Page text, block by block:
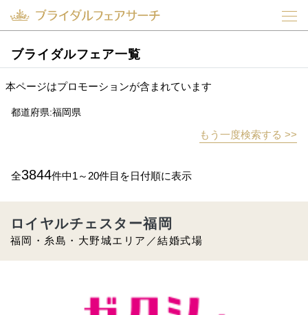
ブライダルフェア一覧
本ページはプロモーションが含まれています
都道府県:福岡県
もう一度検索する >>
全3844件中1～20件目を日付順に表示
福岡・糸島・大野城エリア／結婚式場
ロイヤルチェスター福岡